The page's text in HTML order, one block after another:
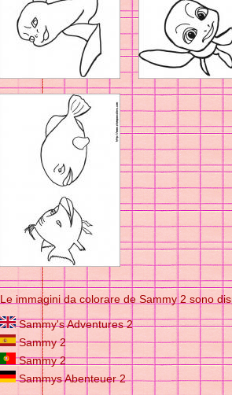
Le immagini da colorare de Sammy 2 sono
Sammy's Adventures 2
Sammy 2
Sammy 2
Sammys Abenteuer 2